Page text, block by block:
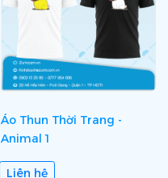
Áo Thun Thời Trang -
Animal 1
Liên hệ